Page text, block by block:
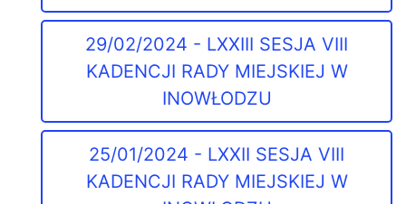
29/02/2024 - LXXIII SESJA VIII
KADENCJI RADY MIEJSKIEJ W
INOWŁODZU
25/01/2024 - LXXII SESJA VIII
KADENCJI RADY MIEJSKIEJ W